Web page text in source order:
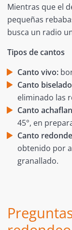
Mientras que el
pequeñas
busca un radio
Tipos de cantos
Canto vivo:
Canto
eliminado las
Canto
45°, en
Canto
obtenido por
granallado.